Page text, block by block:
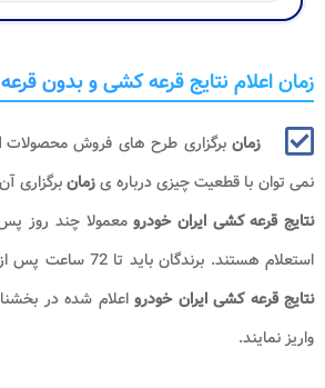
زمان اعلام نتایج قرعه کشی و بدون
زمانبرگزاری طرح های فروش محصولات
نمی توان با قطعیت چیزی درباره یزمانبرگزاری
نتایج قرعه کشی ایران خودرومعمولا چند روز
استعلام هستند. برندگان باید تا 72 ساعت پس از
نتایج قرعه کشی ایران خودرو​ اعلام شده در
واریز نمایند.